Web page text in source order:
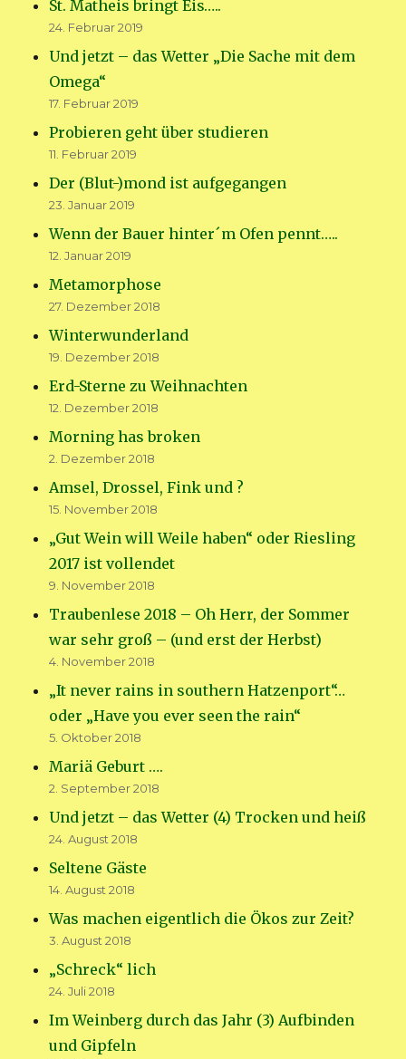
St. Matheis bringt Eis…..
24. Februar 2019
Und jetzt – das Wetter „Die Sache mit dem
Omega“
17. Februar 2019
Probieren geht über studieren
11. Februar 2019
Der (Blut-)mond ist aufgegangen
23. Januar 2019
Wenn der Bauer hinter´m Ofen pennt…..
12. Januar 2019
Metamorphose
27. Dezember 2018
Winterwunderland
19. Dezember 2018
Erd-Sterne zu Weihnachten
12. Dezember 2018
Morning has broken
2. Dezember 2018
Amsel, Drossel, Fink und ?
15. November 2018
„Gut Wein will Weile haben“ oder Riesling
2017 ist vollendet
9. November 2018
Traubenlese 2018 – Oh Herr, der Sommer
war sehr groß – (und erst der Herbst)
4. November 2018
„It never rains in southern Hatzenport“…
oder „Have you ever seen the rain“
5. Oktober 2018
Mariä Geburt ….
2. September 2018
Und jetzt – das Wetter (4) Trocken und heiß
24. August 2018
Seltene Gäste
14. August 2018
Was machen eigentlich die Ökos zur Zeit?
3. August 2018
„Schreck“ lich
24. Juli 2018
Im Weinberg durch das Jahr (3) Aufbinden
und Gipfeln